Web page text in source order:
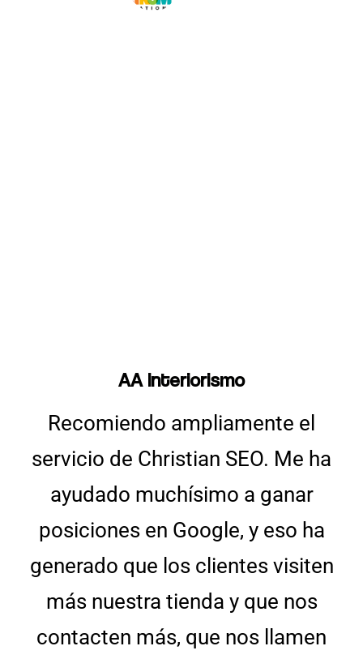
AA Interiorismo
Recomiendo ampliamente el
servicio de Christian SEO. Me ha
ayudado muchísimo a ganar
posiciones en Google, y eso ha
generado que los clientes visiten
más nuestra tienda y que nos
contacten más, que nos llamen